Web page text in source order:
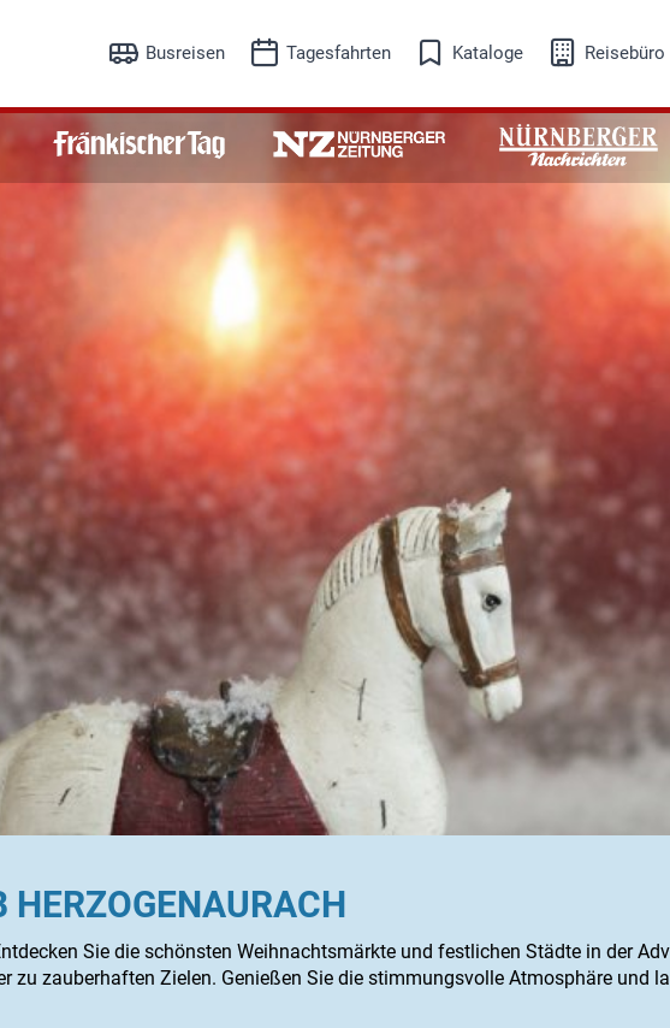
Busreisen
Reisekalender
Tagesfahrten
Reisekalender
Adventreisen
Ausflugsfahrten
Städtereisen
Kataloge Reisebüro
Sie die schönsten Weihnachtsmärkte und festlichen Städte in der
zu zauberhaften Zielen. Genießen Sie die stimmungsvolle Atmosphäre und